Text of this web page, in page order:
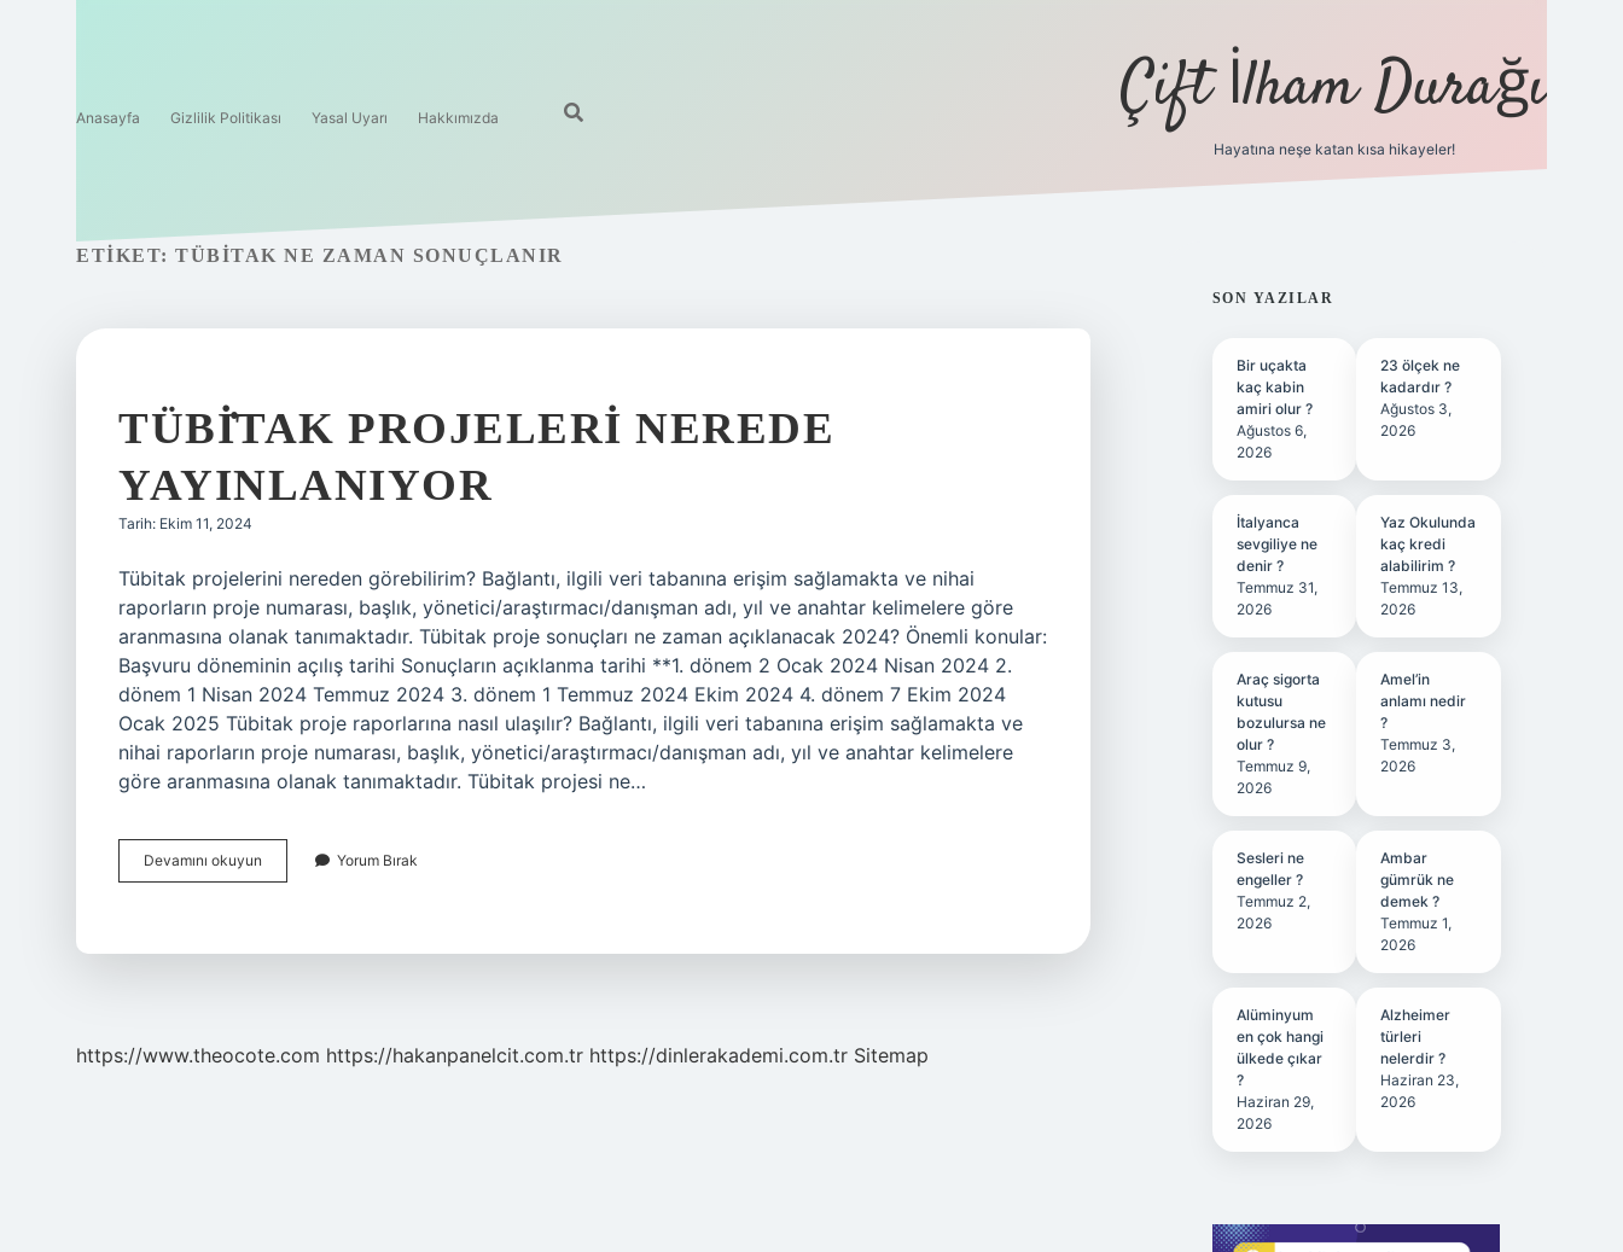
Anasayfa Gizlilik Politikası Yasal Uyarı Hakkımızda Çift İlham Durağı
Hayatına neşe katan kısa hikayeler!
ETIKET: TÜBİTAK NE ZAMAN SONUÇLANIR
TÜBİTAK PROJELERI NEREDE
YAYINLANIYOR
Tarih: Ekim 11, 2024
Tübitak projelerini nereden görebilirim? Bağlantı, ilgili veri tabanına erişim sağlamakta ve nihai
raporların proje numarası, başlık, yönetici/araştırmacı/danışman adı, yıl ve anahtar kelimelere göre
aranmasına olanak tanımaktadır. Tübitak proje sonuçları ne zaman açıklanacak 2024? Önemli konular:
Başvuru döneminin açılış tarihi Sonuçların açıklanma tarihi **1. dönem 2 Ocak 2024 Nisan 2024 2.
dönem 1 Nisan 2024 Temmuz 2024 3. dönem 1 Temmuz 2024 Ekim 2024 4. dönem 7 Ekim 2024
Ocak 2025 Tübitak proje raporlarına nasıl ulaşılır? Bağlantı, ilgili veri tabanına erişim sağlamakta ve
nihai raporların proje numarası, başlık, yönetici/araştırmacı/danışman adı, yıl ve anahtar kelimelere
göre aranmasına olanak tanımaktadır. Tübitak projesi ne…
Devamını okuyun
Projeleri
Yorum Bırak
https://www.theocote.com https://hakanpanelcit.com.tr https://dinlerakademi.com.tr Sitemap
SIDEBAR
SON YAZILAR
Bir uçakta
kaç kabin
amiri olur ?
Ağustos 6,
2026
23 ölçek ne
kadardır ?
Ağustos 3,
2026
İtalyanca
sevgiliye ne
denir ?
Temmuz 31,
2026
Yaz Okulunda
kaç kredi
alabilirim ?
Temmuz 13,
2026
Araç sigorta
kutusu
bozulursa ne
olur ?
Temmuz 9,
2026
Amel’in
anlamı nedir
?
Temmuz 3,
2026
Sesleri ne
engeller ?
Temmuz 2,
2026
Ambar
gümrük ne
demek ?
Temmuz 1,
2026
Alüminyum
en çok hangi
ülkede çıkar
?
Haziran 29,
2026
Alzheimer
türleri
nelerdir ?
Haziran 23,
2026